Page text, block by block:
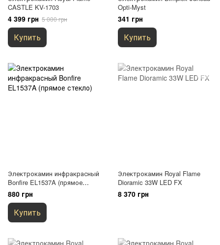
CASTLE KV-1703
4 399 грн 5 000 грн
Купить
Opti-Myst
341 грн
Купить
Электрокамин инфракрасный
Bonfire EL1537A (прямое
стекло)
880 грн
Купить
Электрокамин Royal Flame
Dioramic 33W LED FX
8 370 грн